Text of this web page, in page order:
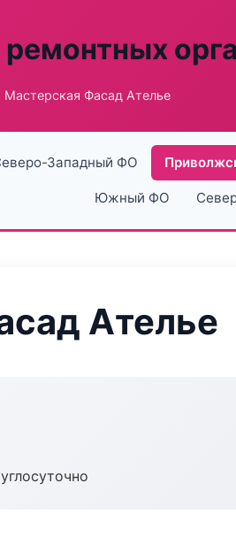
Мастерская Фасад Ателье
Западный ФО
Южный ФО
Ателье